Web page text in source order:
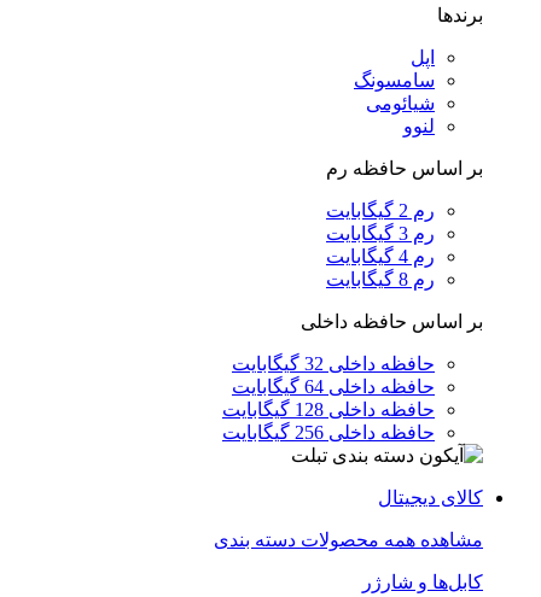
برندها
اپل
سامسونگ
شیائومی
لنوو
بر اساس حافظه رم
رم 2 گیگابایت
رم 3 گیگابایت
رم 4 گیگابایت
رم 8 گیگابایت
بر اساس حافظه داخلی
حافظه داخلی 32 گیگابایت
حافظه داخلی 64 گیگابایت
حافظه داخلی 128 گیگابایت
حافظه داخلی 256 گیگابایت
کالای دیجیتال
مشاهده همه محصولات دسته بندی
کابل‌ها و شارژر